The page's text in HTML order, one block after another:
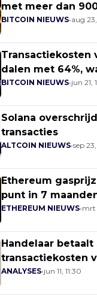
met meer dan
BITCOIN NIEUWS•aug 23,
Transactiekosten
dalen met 64%,
hand?
BITCOIN NIEUWS•jun 21,
Solana
transacties
ALTCOIN NIEUWS•sep
Ethereum
punt in 7
ETHEREUM NIEUWS•mrt
Handelaar betaalt
transactiekosten
Ethereum
ANALYSES•jun 11, 11:30